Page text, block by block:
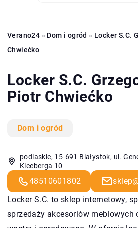
Verano24 » Dom i ogród » Locker S.C.
Chwiećko
Locker S.C.
Piotr Chwiećko
Dom i ogród
podlaskie, 15-691 Białystok, ul.
Kleeberga 10
48510601802
Locker S.C. to sklep internetowy,
sprzedaży akcesoriów meblowych